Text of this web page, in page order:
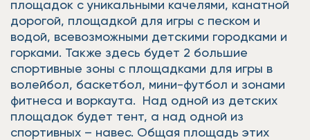
площадок с уникальными качелями, канатной
дорогой, площадкой для игры с песком и
водой, всевозможными детскими городками и
горками. Также здесь будет 2 большие
спортивные зоны с площадками для игры в
волейбол, баскетбол, мини-футбол и зонами
фитнеса и воркаута. Над одной из детских
площадок будет тент, а над одной из
спортивных – навес. Общая площадь этих